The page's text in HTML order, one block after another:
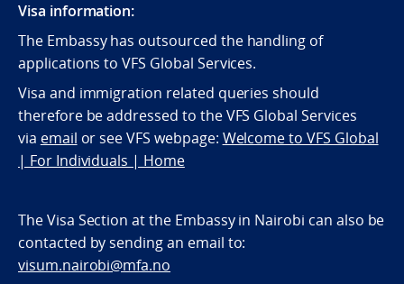
Visa information:
The Embassy has outsourced the handling of
applications to VFS Global Services.
Visa and immigration related queries should
therefore be addressed to the VFS Global Services
via email or see VFS webpage: Welcome to VFS Global
| For Individuals | Home
The Visa Section at the Embassy in Nairobi can also be
contacted by sending an email to:
visum.nairobi@mfa.no